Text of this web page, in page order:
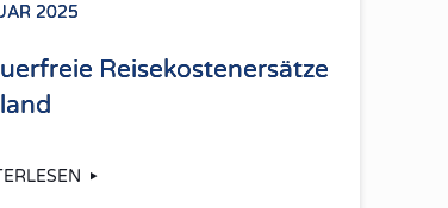
2025
Reisekostenersätze